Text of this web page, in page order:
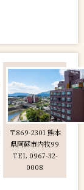
〒869-2301 熊本
県阿蘇市内牧99
TEL 0967-32-
0008